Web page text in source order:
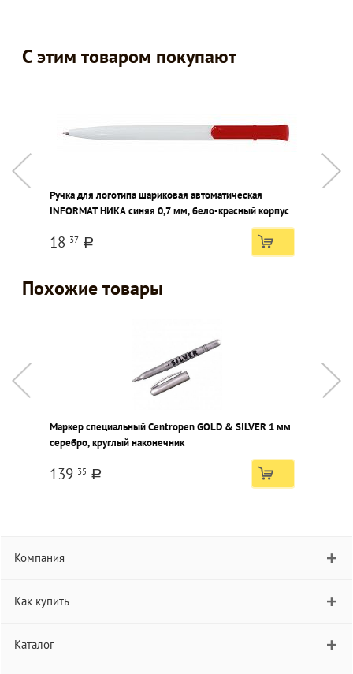
С этим товаром покупают
Ручка для логотипа шариковая автоматическая
INFORMAT НИКА синяя 0,7 мм, бело-красный корпус
18 37 a
Похожие товары
Маркер специальный Centropen GOLD & SILVER 1 мм
серебро, круглый наконечник
139 35 a
Компания
Как купить
Каталог